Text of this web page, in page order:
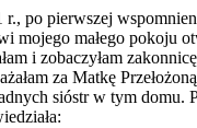
r., po pierwszej
mojego małego pokoju
i zobaczyłam
za Matkę
sióstr w tym domu.